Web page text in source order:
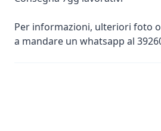
Per informazioni, ulteriori foto
a mandare un whatsapp al